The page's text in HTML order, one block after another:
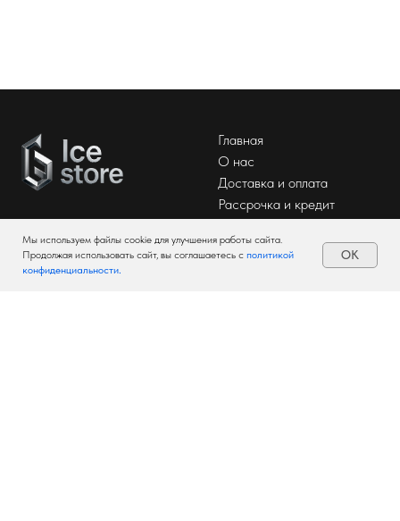
Мы используем файлы cookie для улучшения работы сайта.
Продолжая использовать сайт, вы соглашаетесь с политикой
конфиденциальности.
OK
Главная
О нас
Доставка и оплата
Рассрочка и кредит